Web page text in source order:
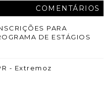
COMENTÁRIOS
PARA
DE ESTÁGIOS
- Extremoz